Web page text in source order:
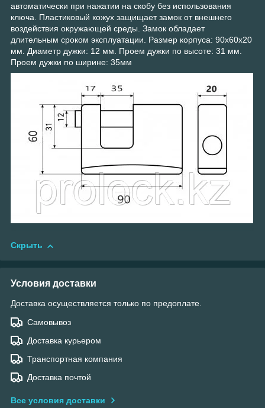
автоматически при нажатии на скобу без использования
ключа. Пластиковый кожух защищает замок от внешнего
воздействия окружающей среды. Замок обладает
длительным сроком эксплуатации. Размер корпуса: 90х60х20
мм. Диаметр дужки: 12 мм. Проем дужки по высоте: 31 мм.
Проем дужки по ширине: 35мм
Скрыть
Условия доставки
Доставка осуществляется только по предоплате.
Самовывоз
Доставка курьером
Транспортная компания
Доставка почтой
Все условия доставки